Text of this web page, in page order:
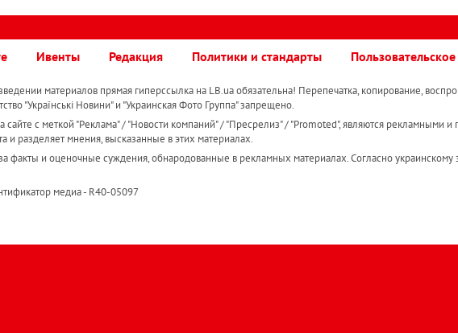
Ивенты Редакция Политики и стандарты
материалов прямая гиперссылка на LB.ua обязательна! Перепечатка, копирование,
"Українськi Новини" и "Украинская Фото Группа" запрещено.
с меткой "Реклама" / "Новости компаний" / "Пресрелиз" / "Promoted", являются рекламными и
и разделяет мнения, высказанные в этих материалах.
факты и оценочные суждения, обнародованные в рекламных материалах. Согласно украинскому
медиа - R40-05097